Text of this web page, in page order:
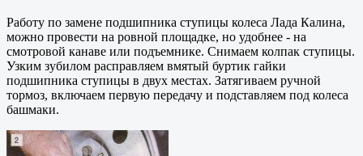
Работу по замене подшипника ступицы колеса Лада Калина,
можно провести на ровной площадке, но удобнее - на
смотровой канаве или подъемнике. Снимаем колпак ступицы.
Узким зубилом расправляем вмятый буртик гайки
подшипника ступицы в двух местах. Затягиваем ручной
тормоз, включаем первую передачу и подставляем под колеса
башмаки.